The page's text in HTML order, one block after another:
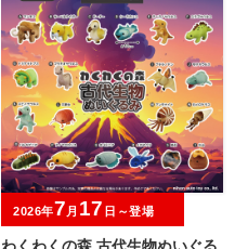
2026年7 月 17 日～登場